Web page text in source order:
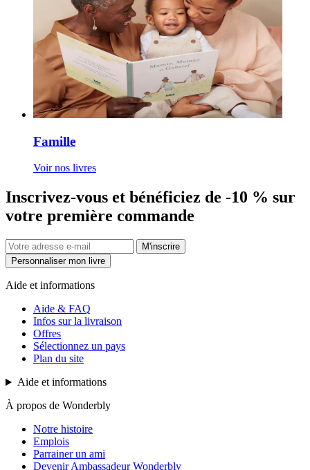
Famille
Voir nos livres
Inscrivez-vous et bénéficiez de -10 % sur
votre première commande
M'inscrire
Personnaliser mon livre
Aide et informations
Aide & FAQ
Infos sur la livraison
Offres
Sélectionnez un pays
Plan du site
Aide et informations
À propos de Wonderbly
Notre histoire
Emplois
Parrainer un ami
Devenir Ambassadeur Wonderbly